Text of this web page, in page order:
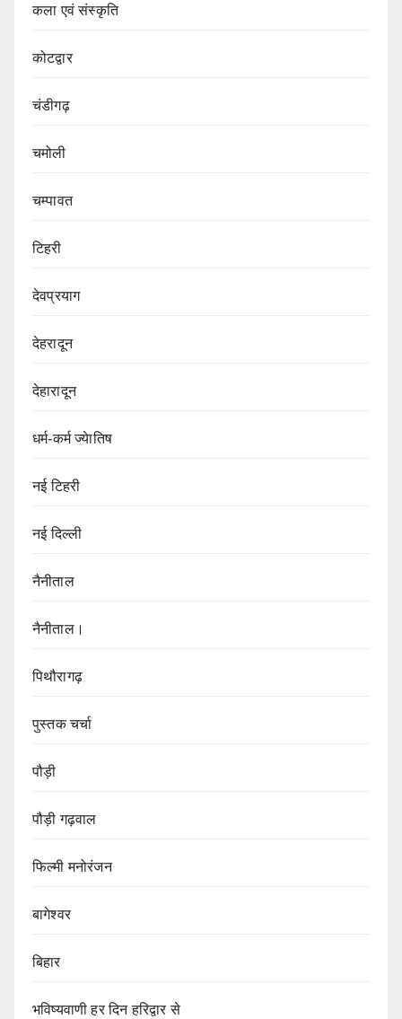
कला एवं संस्कृति
कोटद्वार
चंडीगढ़
चमोली
चम्पावत
टिहरी
देवप्रयाग
देहरादून
देहारादून
धर्म-कर्म ज्येातिष
नई टिहरी
नई दिल्ली
नैनीताल
नैनीताल।
पिथौरागढ़
पुस्तक चर्चा
पौड़ी
पौड़ी गढ़वाल
फिल्मी मनोरंजन
बागेश्वर
बिहार
भविष्यवाणी हर दिन हरिद्वार से